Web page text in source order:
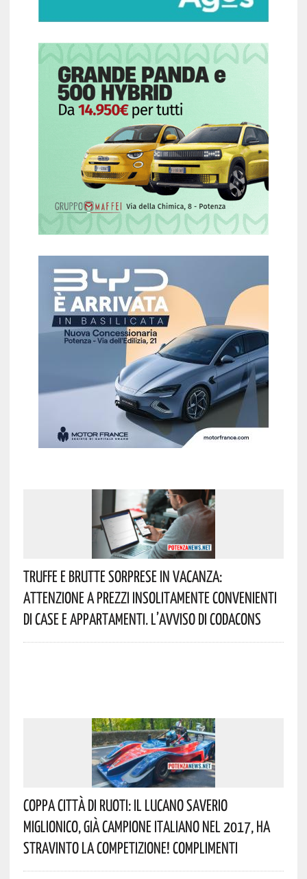
Truffe E Brutte Sorprese In Vacanza:
Attenzione A Prezzi Insolitamente Convenienti
Di Case E Appartamenti. L’avviso Di Codacons
Coppa Città Di Ruoti: Il Lucano Saverio
Miglionico, Già Campione Italiano Nel 2017, Ha
Stravinto La Competizione! Complimenti